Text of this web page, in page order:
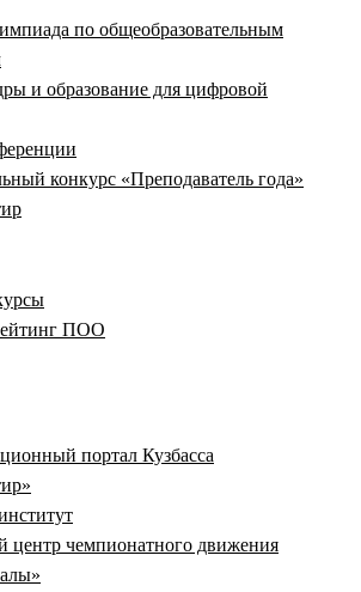
по общеобразовательным
и образование для цифровой
конкурс «Преподаватель года»
ПОО
портал Кузбасса
центр чемпионатного движения